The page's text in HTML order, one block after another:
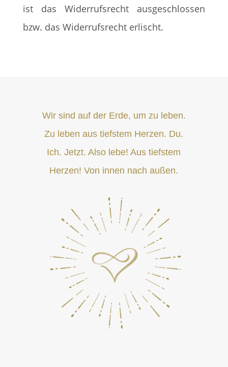
ist das Widerrufsrecht ausgeschlossen
bzw. das Widerrufsrecht erlischt.
Wir sind auf der Erde, um zu leben.
Zu leben aus tiefstem Herzen. Du.
Ich. Jetzt. Also lebe! Aus tiefstem
Herzen! Von innen nach außen.